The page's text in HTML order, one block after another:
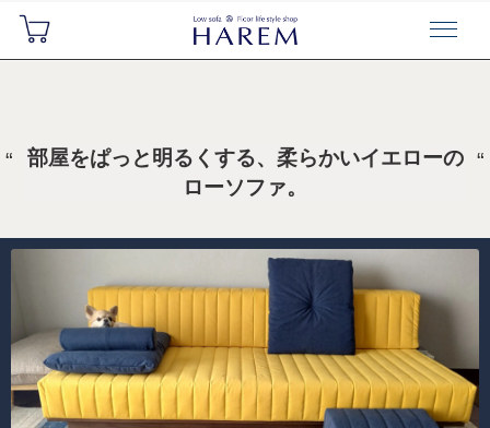
部屋をぱっと明るくする、柔らかいイエローの
ローソファ。